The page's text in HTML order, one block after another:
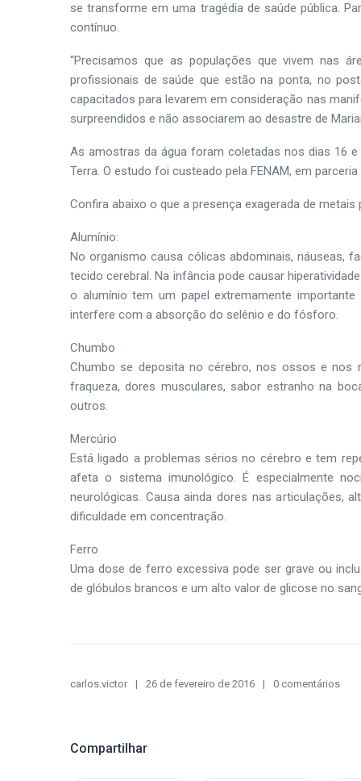
se transforme em uma tragédia de saúde pública.
contínuo.
“Precisamos que as populações que vivem nas
profissionais de saúde que estão na ponta, no
capacitados para levarem em consideração nas
surpreendidos e não associarem ao desastre de
As amostras da água foram coletadas nos dias 16
Terra. O estudo foi custeado pela FENAM, em
Confira abaixo o que a presença exagerada de
Alumínio:
No organismo causa cólicas abdominais, náuseas,
tecido cerebral. Na infância pode causar
o alumínio tem um papel extremamente
interfere com a absorção do selênio e do fósforo.
Chumbo
Chumbo se deposita no cérebro, nos ossos e nos
fraqueza, dores musculares, sabor estranho na
outros.
Mercúrio
Está ligado a problemas sérios no cérebro e tem
afeta o sistema imunológico. É especialmente
neurológicas. Causa ainda dores nas articulações,
dificuldade em concentração.
Ferro
Uma dose de ferro excessiva pode ser grave ou
de glóbulos brancos e um alto valor de glicose no
carlos.victor 26 de fevereiro de 2016 0 comentários
Compartilhar